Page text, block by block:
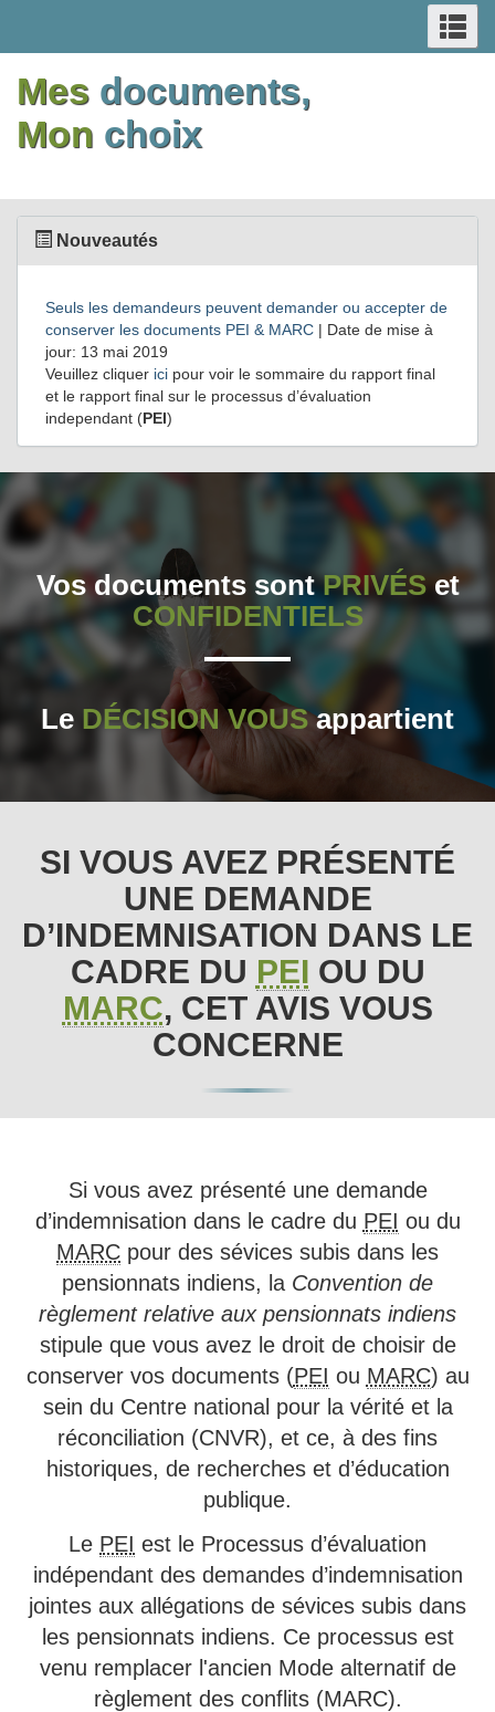
au
contenu
principal
to
basic
HTML
au
contenu
principal
to
basic
HTML
ET
MENUS
et
Mes documents,
Mon choix
Nouveautés
Seuls les demandeurs peuvent demander ou accepter de
conserver les documents PEI & MARC | Date de mise à
jour: 13 mai 2019
Veuillez cliquer ici pour voir le sommaire du rapport final
et le rapport final sur le processus d’évaluation
independant (PEI)
Vos documents sontPRIVÉSet
CONFIDENTIELS
Le DÉCISION VOUSappartient
SI VOUS AVEZ PRÉSENTÉ
UNE DEMANDE
D’INDEMNISATION DANS LE
CADRE DU PEI OU DU
MARC, CET AVIS VOUS
CONCERNE
Si vous avez présenté une demande
d’indemnisation dans le cadre du PEI ou du
MARC pour des sévices subis dans les
pensionnats indiens, la Convention de
règlement relative aux pensionnats indiens
stipule que vous avez le droit de choisir de
conserver vos documents (PEI ou MARC) au
sein du Centre national pour la vérité et la
réconciliation (CNVR), et ce, à des fins
historiques, de recherches et d’éducation
publique.
Le PEI est le Processus d’évaluation
indépendant des demandes d’indemnisation
jointes aux allégations de sévices subis dans
les pensionnats indiens. Ce processus est
venu remplacer l'ancien Mode alternatif de
règlement des conflits (MARC).